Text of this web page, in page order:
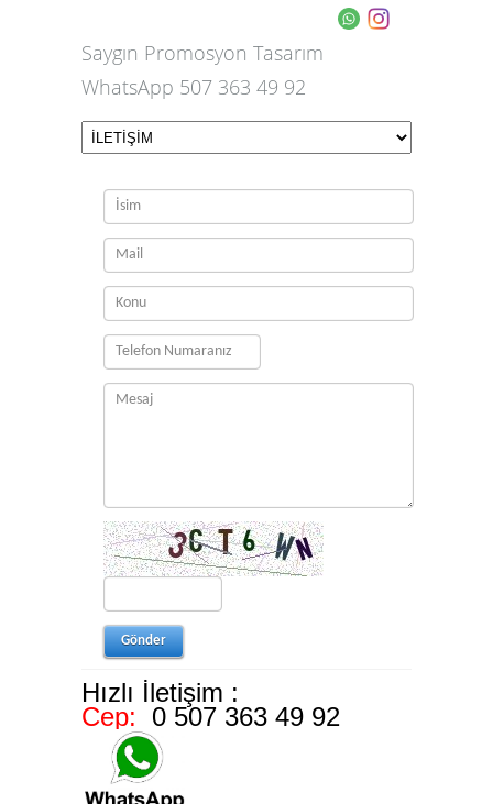
Saygın Promosyon Tasarım
WhatsApp 507 363 49 92
Hızlı İletişim :
Cep:
0 507 363 49 92